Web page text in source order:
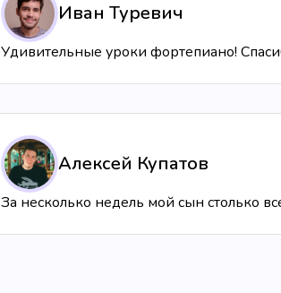
Иван Туревич
Удивительные уроки фортепиано!
Алексей Купатов
За несколько недель мой сын столько